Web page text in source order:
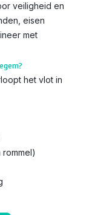
veiligheid en
eisen
met
het vlot in